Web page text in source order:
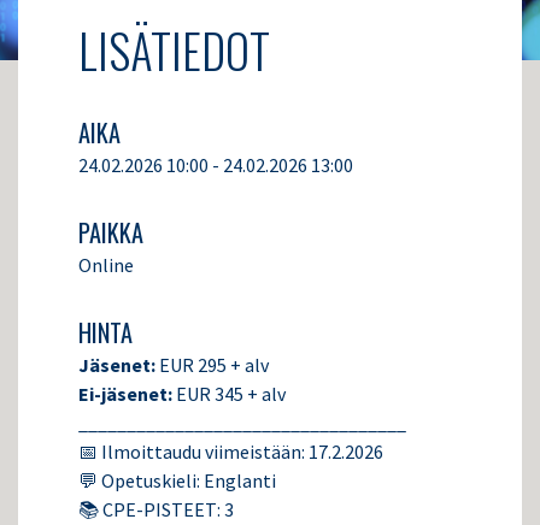
LISÄTIEDOT
AIKA
24.02.2026 10:00 - 24.02.2026 13:00
PAIKKA
Online
HINTA
Jäsenet: EUR 295 + alv
Ei-jäsenet: EUR 345 + alv
📅 Ilmoittaudu viimeistään: 17.2.2026
💬 Opetuskieli: Englanti
📚 CPE-PISTEET: 3